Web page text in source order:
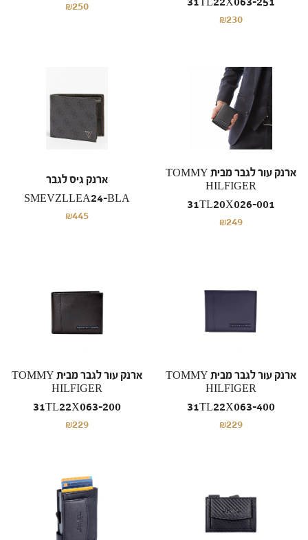
₪250
31TL22X063-251
₪230
ארנק גיס לגבר
SMEVZLLEA24-BLA
₪445
ארנק עור לגבר מבית TOMMY
HILFIGER
31TL20X026-001
₪249
ארנק עור לגבר מבית TOMMY
HILFIGER
31TL22X063-200
₪229
ארנק עור לגבר מבית TOMMY
HILFIGER
31TL22X063-400
₪229